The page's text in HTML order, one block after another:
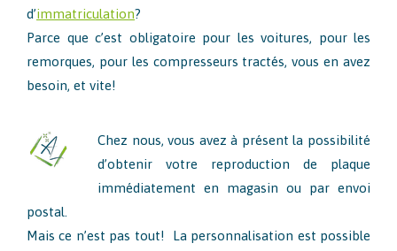
d’immatriculation?
Parce que c’est obligatoire pour les voitures, pour les
remorques, pour les compresseurs tractés, vous en avez
besoin, et vite!
Chez nous, vous avez à présent la possibilité
d’obtenir votre reproduction de plaque
immédiatement en magasin ou par envoi
postal.
Mais ce n’est pas tout! La personnalisation est possible